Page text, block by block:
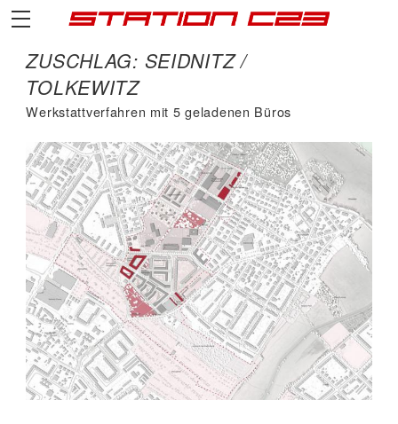
ZUSCHLAG: SEIDNITZ /
TOLKEWITZ
Werkstattverfahren mit 5 geladenen Büros